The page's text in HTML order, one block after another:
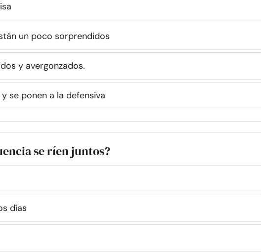
un poco sorprendidos
y avergonzados.
se ponen a la defensiva
se ríen juntos?
días